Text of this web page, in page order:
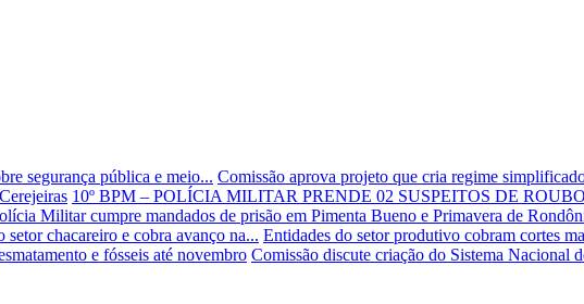
segurança pública e meio... Comissão aprova projeto que cria regime
10º BPM – POLÍCIA MILITAR PRENDE 02 SUSPEITOS DE
Militar cumpre mandados de prisão em Pimenta Bueno e Primavera de
chacareiro e cobra avanço na... Entidades do setor produtivo cobram cortes
e fósseis até novembro Comissão discute criação do Sistema Nacional